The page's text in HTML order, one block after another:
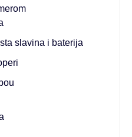
slavina i baterija